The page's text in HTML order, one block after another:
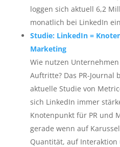
loggen sich aktuell 6,2
monatlich bei LinkedIn
Studie: LinkedIn =
Marketing
Wie nutzen
Auftritte? Das PR-Journal
aktuelle Studie von
sich LinkedIn immer
Knotenpunkt für PR und
gerade wenn auf
Quantität, auf Interaktion